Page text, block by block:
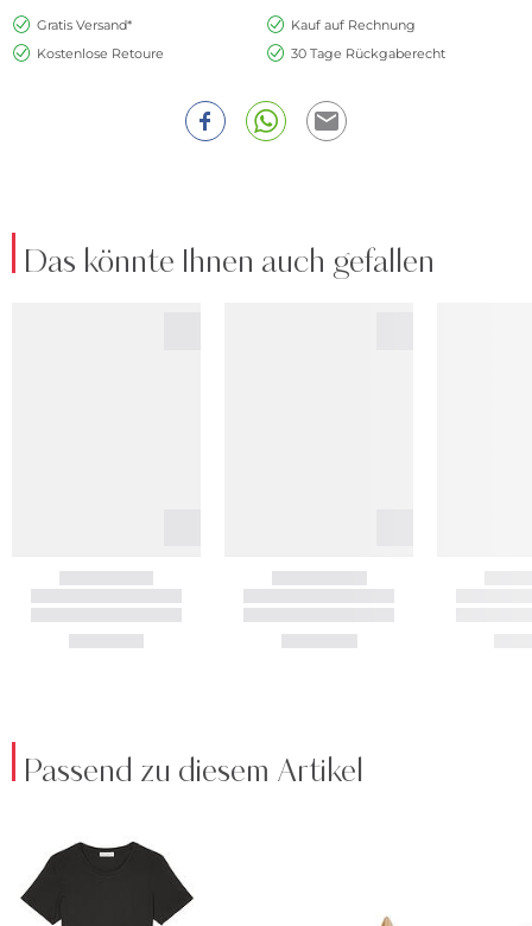
Gratis Versand*
Kauf auf Rechnung
Kostenlose Retoure
30 Tage Rückgaberecht
Das könnte Ihnen auch gefallen
Passend zu diesem Artikel